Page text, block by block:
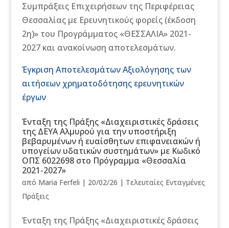
Συμπράξεις Επιχειρήσεων της Περιφέρειας
Θεσσαλίας με Ερευνητικούς φορείς (έκδοση
2η)» του Προγράμματος «ΘΕΣΣΑΛΙΑ» 2021-
2027 και ανακοίνωση αποτελεσμάτων.
Έγκριση Αποτελεσμάτων Αξιολόγησης των
αιτήσεων χρηματοδότησης ερευνητικών
έργων
Ένταξη της Πράξης «Διαχειριστικές δράσεις
της ΔΕΥΑ Αλμυρού για την υποστήριξη
βεβαρυμένων ή ευαίσθητων επιφανειακών ή
υπογείων υδατικών συστημάτων» με Κωδικό
ΟΠΣ 6022698 στο Πρόγραμμα «Θεσσαλία
2021-2027»
από Maria Ferfeli | 20/02/26 | Τελευταίες Ενταγμένες
Πράξεις
Ένταξη της Πράξης «Διαχειριστικές δράσεις